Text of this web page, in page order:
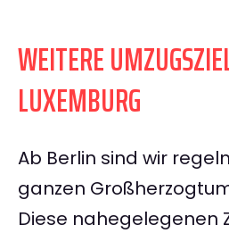
WEITERE
LUXEMBURG
Ab Berlin sind wir
ganzen
Diese nahegelegenen